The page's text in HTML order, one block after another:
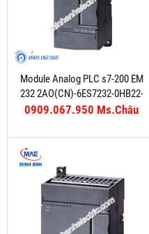
Module Analog PLC s7-200 EM
232 2AO(CN)-6ES7232-0HB22-
0XA8
0909.067.950 Ms.Châu